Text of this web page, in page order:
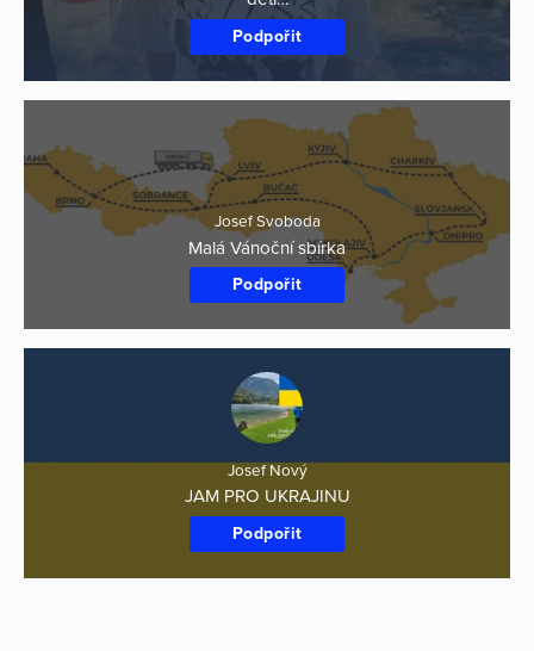
Podpořit
Josef Svoboda
Malá Vánoční sbírka
Podpořit
Josef Nový
JAM PRO UKRAJINU
Podpořit